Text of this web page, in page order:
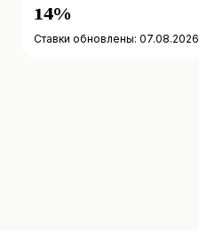
14%
Ставки обновлены: 07.08.2026